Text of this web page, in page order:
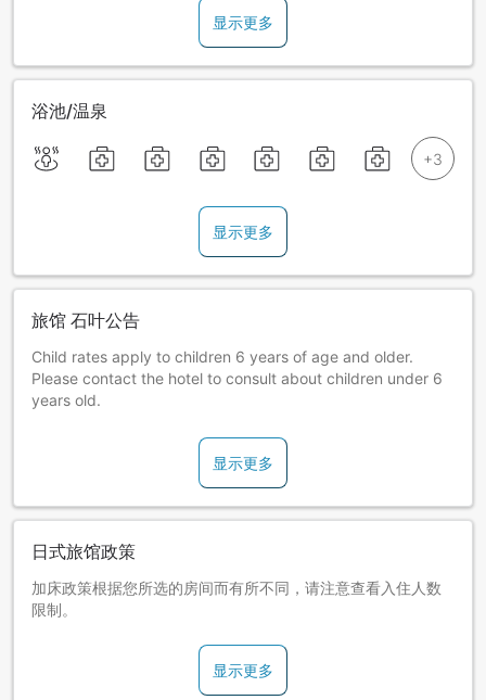
显示更多
浴池/温泉
显示更多
旅馆 石叶公告
Child rates apply to children 6 years of age and older.
Please contact the hotel to consult about children under 6
years old.
显示更多
日式旅馆政策
加床政策根据您所选的房间而有所不同，请注意查看入住人数
限制。
显示更多